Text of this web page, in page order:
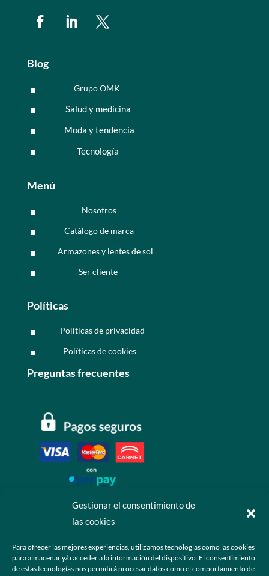
Gestionar el consentimiento de
las cookies
Para ofrecer las mejores experiencias, utilizamos tecnologías como las cookies
para almacenar y/o acceder a la información del dispositivo. El consentimiento
de estas tecnologías nos permitirá procesar datos como el comportamiento de
Blog
^ Grupo OMK
^ Salud y medicina
^ Moda y tendencia
^ Tecnología
Menú
^ Nosotros
^ Catálogo de marca
^ Armazones y lentes de sol
^ Ser cliente
Políticas
^ Politicas de privacidad
^ Políticas de cookies
Preguntas frecuentes
 +52 55 6173 7725 (Ventas)